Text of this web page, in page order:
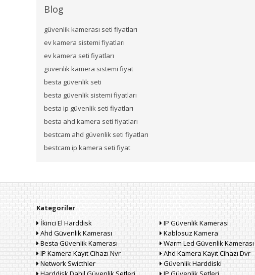
Blog
güvenlik kamerası seti fiyatları
ev kamera sistemi fiyatları
ev kamera seti fiyatları
güvenlik kamera sistemi fiyat
besta güvenlik seti
besta güvenlik sistemi fiyatları
besta ip güvenlik seti fiyatları
besta ahd kamera seti fiyatları
bestcam ahd güvenlik seti fiyatları
bestcam ip kamera seti fiyat
Kategoriler
İkinci El Harddisk
IP Güvenlik Kamerası
Ahd Güvenlik Kamerası
Kablosuz Kamera
Besta Güvenlik Kamerası
Warm Led Güvenlik Kamerası
IP Kamera Kayıt Cihazı Nvr
Ahd Kamera Kayıt Cihazı Dvr
Network Swicthler
Güvenlik Harddiski